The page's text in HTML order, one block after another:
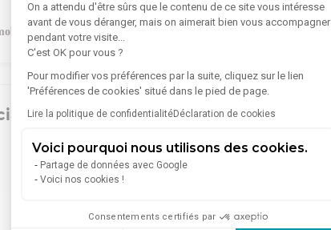
On a attendu d'être sûrs que le contenu de ce site vous intéresse
avant de vous déranger, mais on aimerait bien vous accompagner
pendant votre visite...
C'est OK pour vous ?
Pour modifier vos préférences par la suite, cliquez sur le lien
'Préférences de cookies' situé dans le pied de page.
Lire la politique de confidentialitéDéclaration de cookies
Voici pourquoi nous utilisons des cookies.
Partage de données avec Google
Voici nos cookies !
Consentements certifiés par
d'un espace fonctionnel et
opérationnel ? Découvrez
de 160 m² de plain-pied,
belle visibilité.
aménagé
plafond : 2,80 m
479 000 €
Antibes (21)